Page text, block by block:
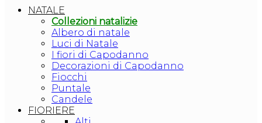
NATALE
Collezioni natalizie
Albero di natale
Luci di Natale
I fiori di Capodanno
Decorazioni di Capodanno
Fiocchi
Puntale
Candele
FIORIERE